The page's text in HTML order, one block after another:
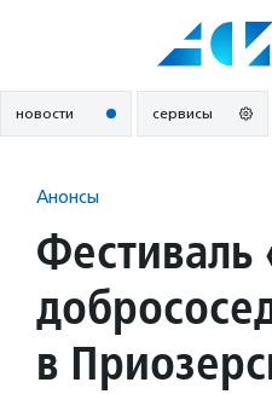
новости сервисы
Анонсы
Фестиваль
в